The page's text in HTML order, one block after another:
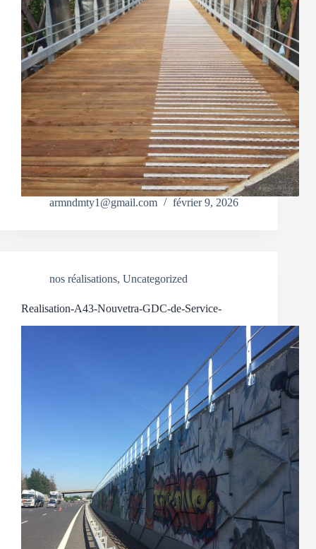
armndmty1@gmail.com février 9, 2026
nos réalisations, Uncategorized
Realisation-A43-Nouvetra-GDC-de-Service-